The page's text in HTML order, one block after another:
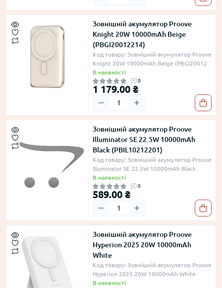
Зовнішній акумулятор Proove
Knight 20W 10000mAh Beige
(PBGI20012214)
Код товару: Зовнішній акумулятор Proove
Knight 20W 10000mAh Beige (PBGI20012
В наявності
0
1 179.00 ₴
Зовнішній акумулятор Proove
Illuminator SE 22.5W 10000mAh
Black (PBIL10212201)
Код товару: Зовнішній акумулятор Proove
Illuminator SE 22.5W 10000mAh Black
В наявності
0
589.00 ₴
Зовнішній акумулятор Proove
Hyperion 2025 20W 10000mAh
White
Код товару: Зовнішній акумулятор Proove
Hyperion 2025 20W 10000mAh White
В наявності